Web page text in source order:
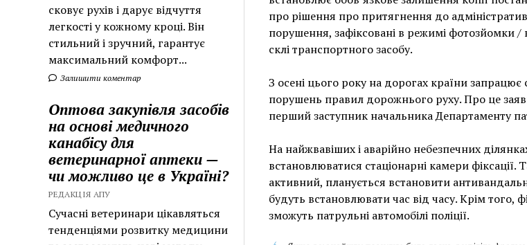
сковує рухів і дарує відчуття
легкості у кожному кроці. Він
стильний і зручний, гарантує
максимальний комфорт...
Залишити коментар
Оптова закупівля засобів
на основі медичного
канабісу для
ветеринарної аптеки —
чи можливо це в Україні?
РЕДАКЦІЯ АПУ
Сучасні ветеринари цікавляться
тенденціями розвитку медицини
про рішення про притягнення до
порушення, зафіксовані в режимі фотозйомки /
склі транспортного засобу.
З осені цього року на дорогах країни запрацює
порушень правил дорожнього руху. Про це
перший заступник начальника Департаменту
На найжвавіших і аварійно небезпечних
встановлюватися стаціонарні камери
активний, планується встановити
будуть встановлювати час від часу. Крім того,
зможуть патрульні автомобілі поліції.